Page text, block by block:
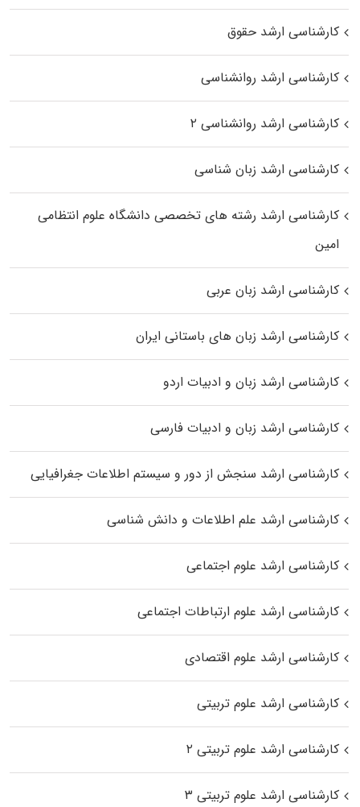
کارشناسی ارشد حقوق
کارشناسی ارشد روانشناسی
کارشناسی ارشد روانشناسی ۲
کارشناسی ارشد زبان شناسی
کارشناسی ارشد رﺷﺘﻪ ﻫﺎی تخصصی داﻧﺸﮕﺎه ﻋﻠﻮم انتظامی
اﻣﻴﻦ
کارشناسی ارشد زبان عربی
کارشناسی ارشد زبان‌ های باستانی ایران
کارشناسی ارشد زبان و ادبیات اردو
کارشناسی ارشد زبان و ادبیات فارسی
کارشناسی ارشد سنجش از دور و سیستم اطلاعات جغرافیایی
کارشناسی ارشد علم اطلاعات و دانش شناسی
کارشناسی ارشد علوم اجتماعی
کارشناسی ارشد علوم ارتباطات اجتماعی
کارشناسی ارشد علوم اقتصادی
کارشناسی ارشد علوم تربیتی
کارشناسی ارشد علوم تربیتی ۲
کارشناسی ارشد علوم تربیتی ۳